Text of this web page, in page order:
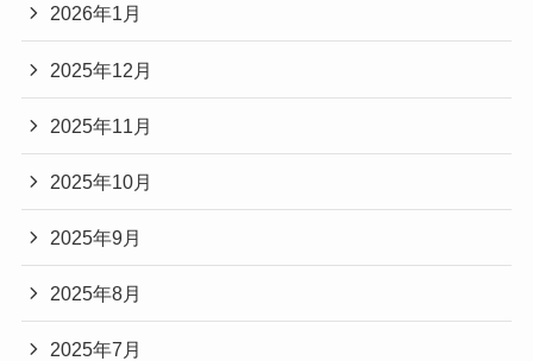
2026年1月
2025年12月
2025年11月
2025年10月
2025年9月
2025年8月
2025年7月